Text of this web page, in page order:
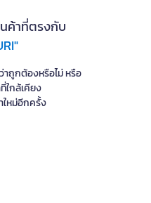
ค้าที่ตรงกับ
ถูกต้องหรือไม่ หรือ
ใกล้เคียง
หม่อีกครั้ง